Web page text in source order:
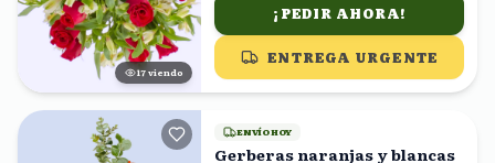
17 viendo
¡PEDIR AHORA!
ENTREGA URGENTE
ENVÍO HOY
Gerberas naranjas y blancas